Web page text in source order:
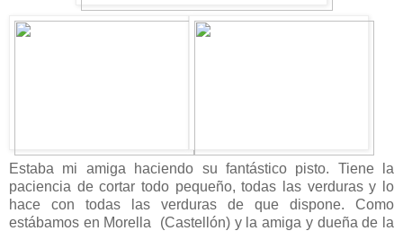
Estaba mi amiga haciendo su fantástico pisto. Tiene la
paciencia de cortar todo pequeño, todas las verduras y lo
hace con todas las verduras de que dispone. Como
estábamos en Morella (Castellón) y la amiga y dueña de la